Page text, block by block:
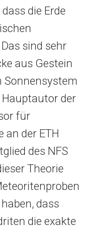
die Erde
sind sehr
aus Gestein
Sonnensystem
Hauptautor der
für
an der ETH
des NFS
Theorie
dass
die exakte